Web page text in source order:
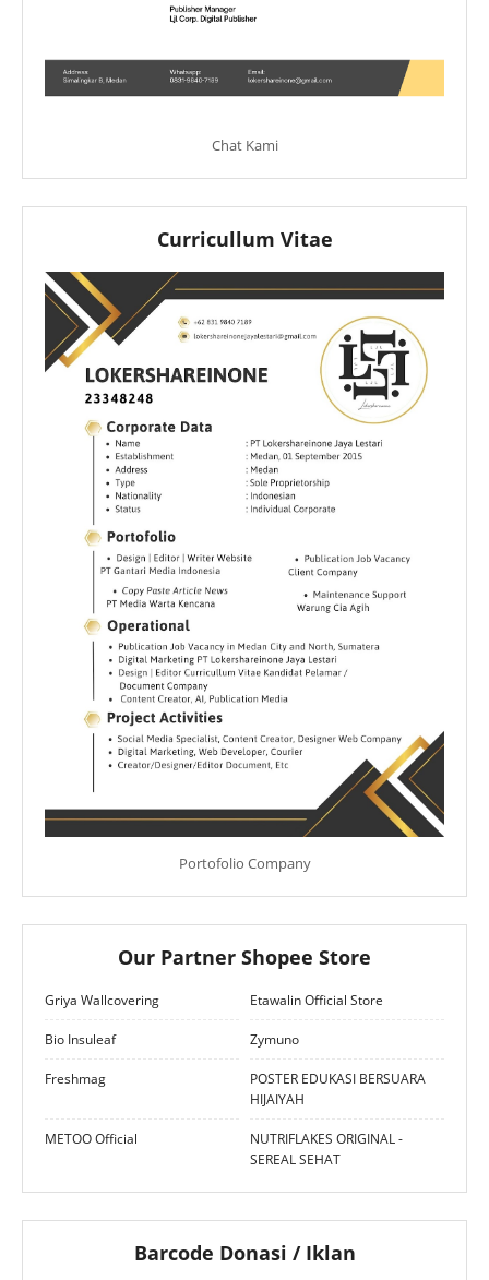
Chat Kami
Curricullum Vitae
Portofolio Company
Our Partner Shopee Store
Griya Wallcovering Etawalin Official Store
Bio Insuleaf Zymuno
Freshmag
POSTER EDUKASI BERSUARA
HIJAIYAH
METOO Official
NUTRIFLAKES ORIGINAL -
SEREAL SEHAT
Barcode Donasi / Iklan